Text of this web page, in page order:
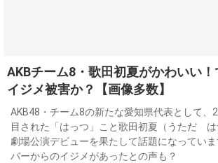
AKBチーム8・歌田初夏がかわいい
イジメ被害か？【画像多数】
AKB48・チーム8の新たな愛知県代表として、
目された「はっつ」こと歌田初夏（うただ
劇場公演デビューを果たして話題になってい
バーからのイジメがあったとの声も？